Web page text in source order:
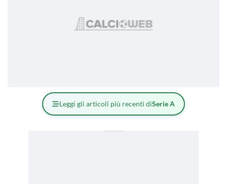
Leggi gli articoli più recenti diSerie A